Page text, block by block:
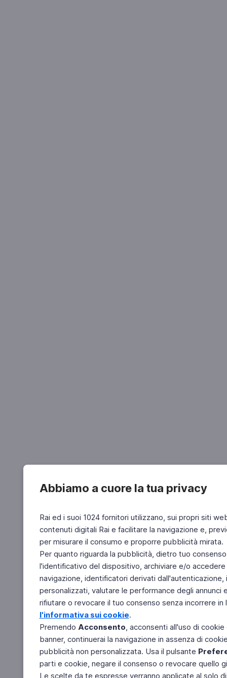
Abbiamo a cuore la tua privacy
Rai ed i suoi 1024 fornitori utilizzano, sui propri siti
contenuti digitali Rai e facilitare la navigazione e,
per misurare il consumo e proporre pubblicità mirata.
Per quanto riguarda la pubblicità, dietro tuo
l'identificativo del dispositivo, archiviare e/o
navigazione, identificatori derivati
personalizzati, valutare le performance degli
rifiutare o revocare il tuo consenso senza incorrere
l'informativa sui cookie.
Premendo Acconsento, acconsenti all'uso di
banner, continuerai la navigazione in assenza di
pubblicità non personalizzata. Usa il pulsante
parti e cookie, negare il consenso o revocare quello
Le scelte da te espresse verranno applicate al solo